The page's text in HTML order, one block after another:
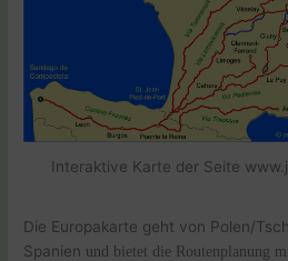
Interaktive Karte der Seite
Die Europakarte geht von Polen/
Spanien und bietet die Routenplanung